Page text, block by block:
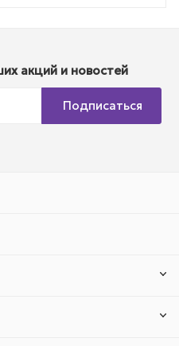
акций и новостей
Подписаться